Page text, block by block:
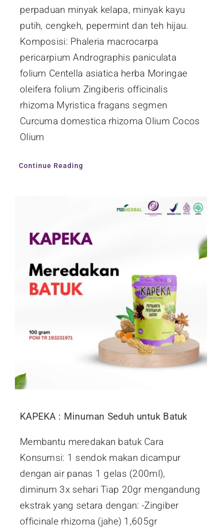
perpaduan minyak kelapa, minyak kayu
putih, cengkeh, pepermint dan teh hijau.
Komposisi: Phaleria macrocarpa
pericarpium Andrographis paniculata
folium Centella asiatica herba Moringae
oleifera folium Zingiberis officinalis
rhizoma Myristica fragans segmen
Curcuma domestica rhizoma Olium Cocos
Olium
Continue Reading
KAPEKA : Minuman Seduh untuk Batuk
Membantu meredakan batuk Cara
Konsumsi: 1 sendok makan dicampur
dengan air panas 1 gelas (200ml),
diminum 3x sehari Tiap 20gr mengandung
ekstrak yang setara dengan: -Zingiber
officinale rhizoma (jahe) 1,605gr